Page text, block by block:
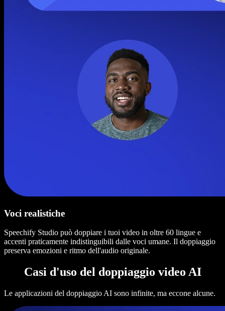
Voci realistiche
Speechify Studio può doppiare i tuoi video in oltre 60 lingue e
accenti praticamente indistinguibili dalle voci umane. Il doppiaggio
preserva emozioni e ritmo dell'audio originale.
Casi d'uso del doppiaggio video AI
Le applicazioni del doppiaggio AI sono infinite, ma eccone alcune.